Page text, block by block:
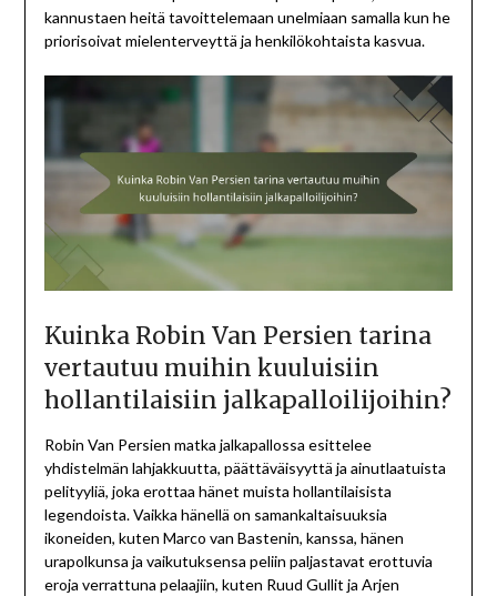
kannustaen heitä tavoittelemaan unelmiaan samalla kun he
priorisoivat mielenterveyttä ja henkilökohtaista kasvua.
Kuinka Robin Van Persien tarina
vertautuu muihin kuuluisiin
hollantilaisiin jalkapalloilijoihin?
Robin Van Persien matka jalkapallossa esittelee
yhdistelmän lahjakkuutta, päättäväisyyttä ja ainutlaatuista
pelityyliä, joka erottaa hänet muista hollantilaisista
legendoista. Vaikka hänellä on samankaltaisuuksia
ikoneiden, kuten Marco van Bastenin, kanssa, hänen
urapolkunsa ja vaikutuksensa peliin paljastavat erottuvia
eroja verrattuna pelaajiin, kuten Ruud Gullit ja Arjen